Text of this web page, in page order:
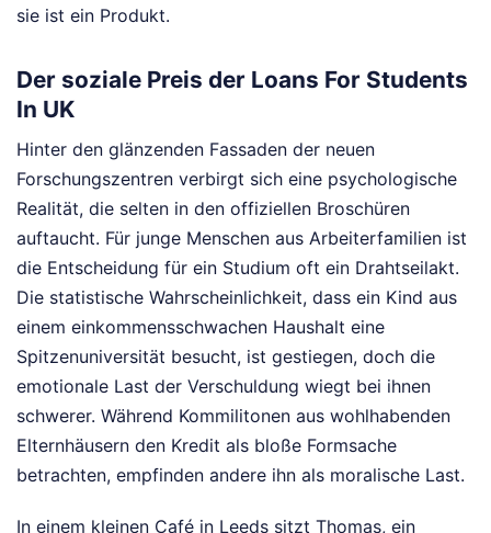
sie ist ein Produkt.
Der soziale Preis der Loans For Students
In UK
Hinter den glänzenden Fassaden der neuen
Forschungszentren verbirgt sich eine psychologische
Realität, die selten in den offiziellen Broschüren
auftaucht. Für junge Menschen aus Arbeiterfamilien ist
die Entscheidung für ein Studium oft ein Drahtseilakt.
Die statistische Wahrscheinlichkeit, dass ein Kind aus
einem einkommensschwachen Haushalt eine
Spitzenuniversität besucht, ist gestiegen, doch die
emotionale Last der Verschuldung wiegt bei ihnen
schwerer. Während Kommilitonen aus wohlhabenden
Elternhäusern den Kredit als bloße Formsache
betrachten, empfinden andere ihn als moralische Last.
In einem kleinen Café in Leeds sitzt Thomas, ein